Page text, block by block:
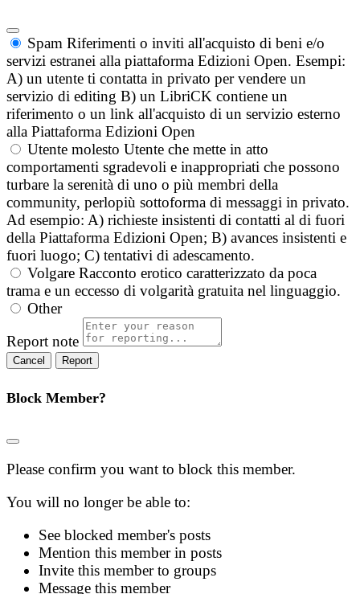
Spam Riferimenti o inviti all'acquisto di beni e/o
servizi estranei alla piattaforma Edizioni Open. Esempi:
A) un utente ti contatta in privato per vendere un
servizio di editing B) un LibriCK contiene un
riferimento o un link all'acquisto di un servizio esterno
alla Piattaforma Edizioni Open
Utente molesto Utente che mette in atto
comportamenti sgradevoli e inappropriati che possono
turbare la serenità di uno o più membri della
community, perlopiù sottoforma di messaggi in privato.
Ad esempio: A) richieste insistenti di contatti al di fuori
della Piattaforma Edizioni Open; B) avances insistenti e
fuori luogo; C) tentativi di adescamento.
Volgare Racconto erotico caratterizzato da poca
trama e un eccesso di volgarità gratuita nel linguaggio.
Other
Report note
Report
Block Member?
Please confirm you want to block this member.
You will no longer be able to:
See blocked member's posts
Mention this member in posts
Invite this member to groups
Message this member